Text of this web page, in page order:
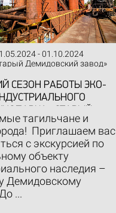
- 01.10.2024
Демидовский завод»
СЕЗОН РАБОТЫ ЭКО-
ЗАВОД»
тагильчане и
Приглашаем вас
с экскурсией по
объекту
наследия –
Демидовскому
...